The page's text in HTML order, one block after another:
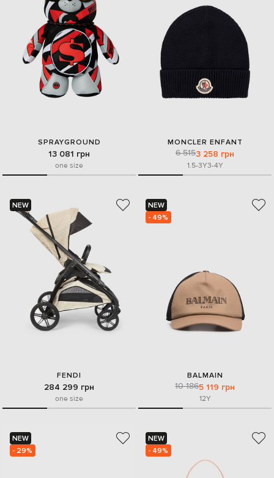
SPRAYGROUND
13 081 грн
one size
MONCLER ENFANT
6 5153 258 грн
1.5-3Y3-4Y
NEW
FENDI
284 299 грн
one size
NEW
- 49%
BALMAIN
10 1865 119 грн
12Y
NEW
- 29%
NEW
- 49%